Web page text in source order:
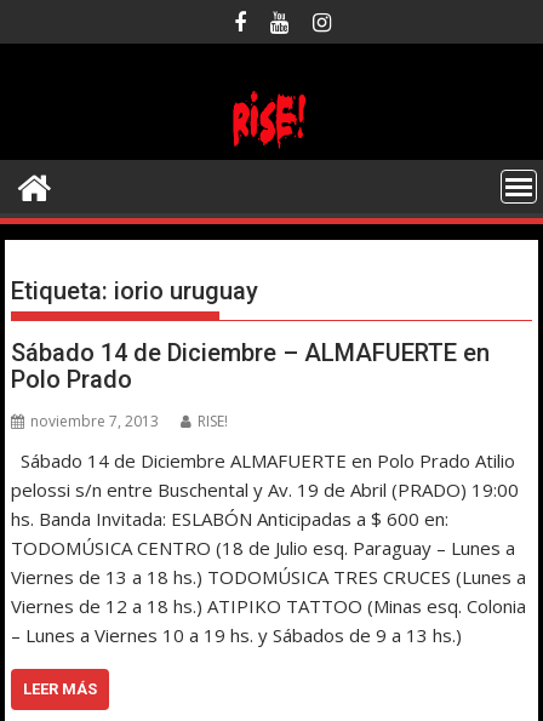
al
Etiqueta: iorio uruguay
Sábado 14 de Diciembre – ALMAFUERTE en
Polo Prado
noviembre 7, 2013 RISE!
Sábado 14 de Diciembre ALMAFUERTE en Polo Prado Atilio
pelossi s/n entre Buschental y Av. 19 de Abril (PRADO) 19:00
hs. Banda Invitada: ESLABÓN Anticipadas a $ 600 en:
TODOMÚSICA CENTRO (18 de Julio esq. Paraguay – Lunes a
Viernes de 13 a 18 hs.) TODOMÚSICA TRES CRUCES (Lunes a
Viernes de 12 a 18 hs.) ATIPIKO TATTOO (Minas esq. Colonia
– Lunes a Viernes 10 a 19 hs. y Sábados de 9 a 13 hs.)
LEER MÁS